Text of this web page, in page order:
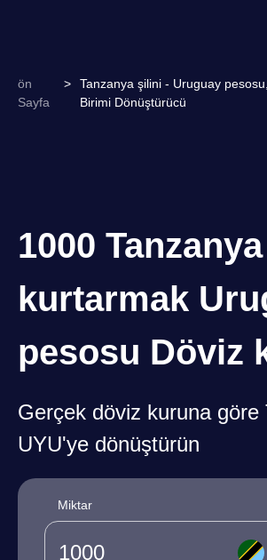
ön
Sayfa
>
Tanzanya şilini - Uruguay
Birimi Dönüştürücü
1000
kurtarmak
pesosu Döviz
Gerçek döviz kuruna göre
UYU'ye dönüştürün
Miktar